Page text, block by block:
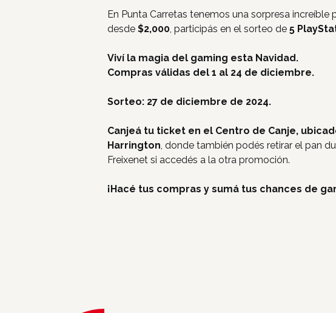
En Punta Carretas tenemos una sorpresa increíble
desde $2,000, participás en el sorteo de 5
Viví la magia del gaming esta Navidad.
Compras válidas del 1 al 24 de diciembre.
Sorteo: 27 de diciembre de 2024.
Canjeá tu ticket en el Centro de Canje,
Harrington, donde también podés retirar el pan
Freixenet si accedés a la otra promoción.
¡Hacé tus compras y sumá tus chances de